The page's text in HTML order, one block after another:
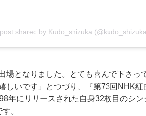
shared by Kudo_shizuka
場となりました。とても喜んで下さっ
しいです」とつづり、『第73回NHK
年にリリースされた自身32枚目のシ
。